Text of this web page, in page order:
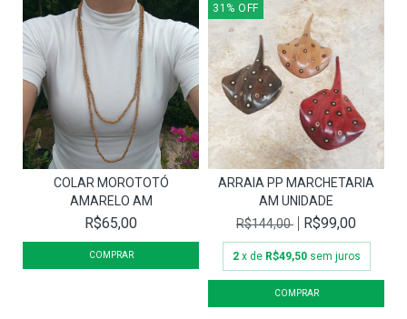
COLAR MOROTOTÓ
AMARELO AM
R$65,00
31 % OFF
ARRAIA PP MARCHETARIA
AM UNIDADE
R$144,00
R$99,00
2 x de R$49,50 sem juros